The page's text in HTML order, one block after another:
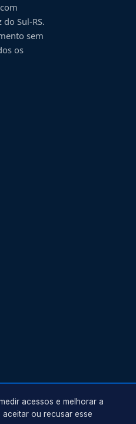
do Sul-RS.
sem
os
acessos e melhorar a
ou recusar esse